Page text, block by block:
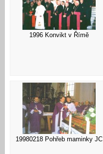
1996 Konvikt v Římě
19980218 Pohřeb maminky JC